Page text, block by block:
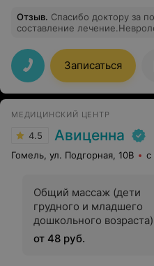
Отзыв. Спасибо доктору за
составление
Записаться
МЕДИЦИНСКИЙ ЦЕНТР
4.5 Авиценна
Гомель, ул. Подгорная, 10В с
Общий массаж (дети
грудного и младшего
дошкольного возраста)
от 48 руб.